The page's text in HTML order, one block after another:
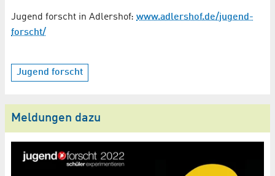
Jugend forscht in Adlershof: www.adlershof.de/jugend-
forscht/
Jugend forscht
Meldungen dazu